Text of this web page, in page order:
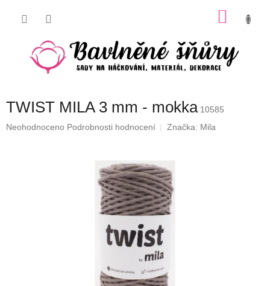
TWIST MILA 3 mm - mokka 10585
Průměrné
Neohodnoceno Podrobnosti hodnocení Značka: Mila